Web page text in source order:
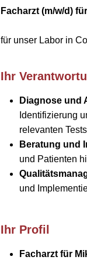
Facharzt (m/w/d)
für unser Labor in
Ihr
Diagnose und
Identifizierung
relevanten
Beratung und
und Patienten
und
Ihr Profil
Facharzt für